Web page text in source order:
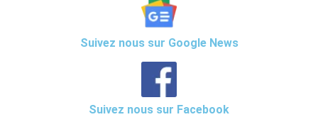
Suivez nous sur Google News
Suivez nous sur Facebook